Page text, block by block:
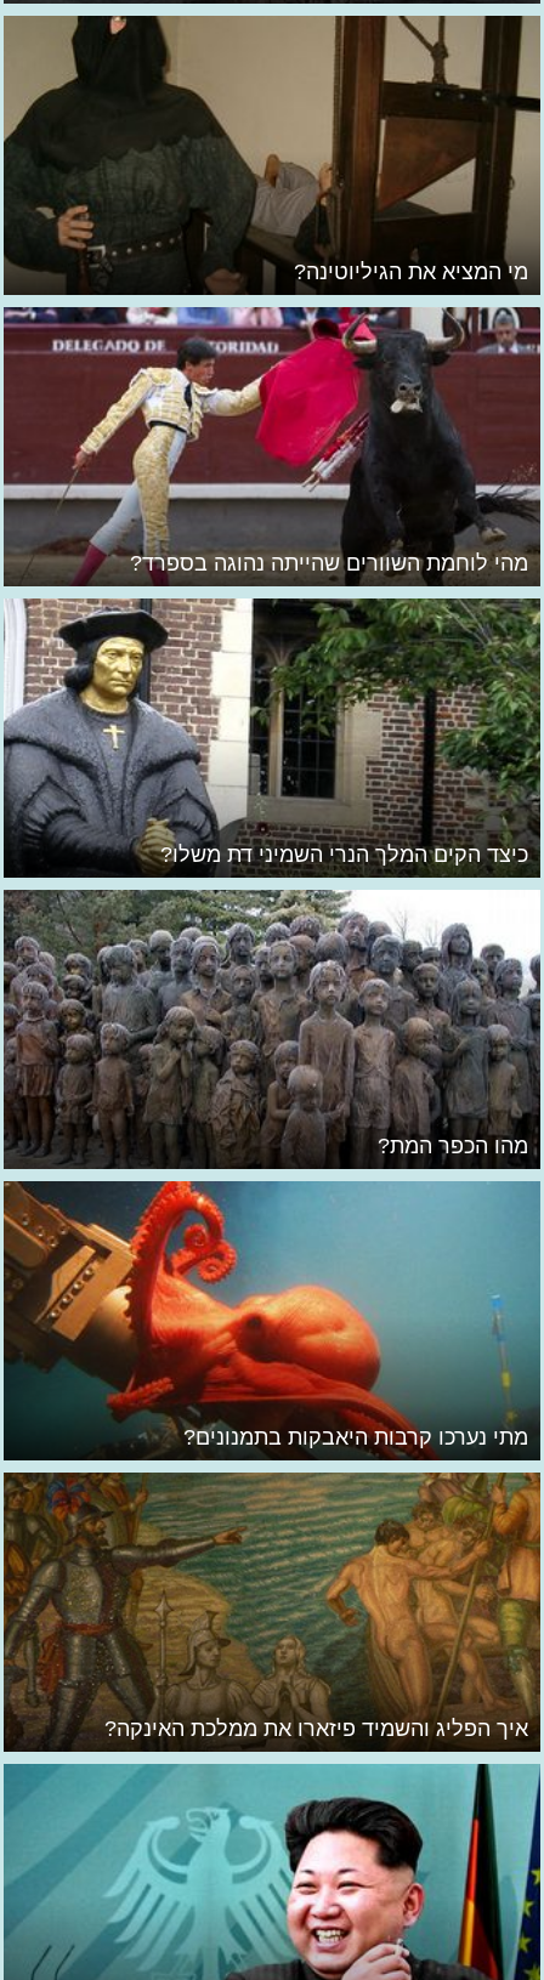
מי המציא את הגיליוטינה?
מהי לוחמת השוורים שהייתה נהוגה בספרד?
כיצד הקים המלך הנרי השמיני דת משלו?
מהו הכפר המת?
מתי נערכו קרבות היאבקות בתמנונים?
איך הפליג והשמיד פיזארו את ממלכת האינקה?